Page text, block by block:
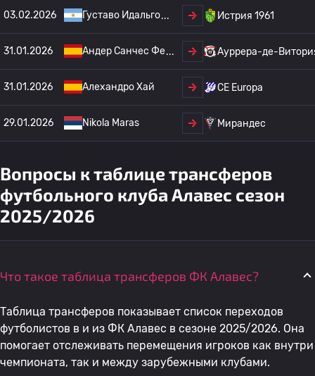
03.02.2026 Густаво Идальго Истрия 1961
31.01.2026 Андер Санчес Фе Ауррера-де-
31.01.2026 Алехандро Хай CE Europa
29.01.2026 Nikola Maras Мирандес
Вопросы к таблице трансферов
футбольного клуба Алавес сезон
2025/2026
Что такое таблица трансферов ФК Алавес?
Таблица трансферов показывает список переходов
футболистов в и из ФК Алавес в сезоне 2025/2026. Она
помогает отслеживать перемещения игроков как внутри
чемпионата, так и между зарубежными клубами.